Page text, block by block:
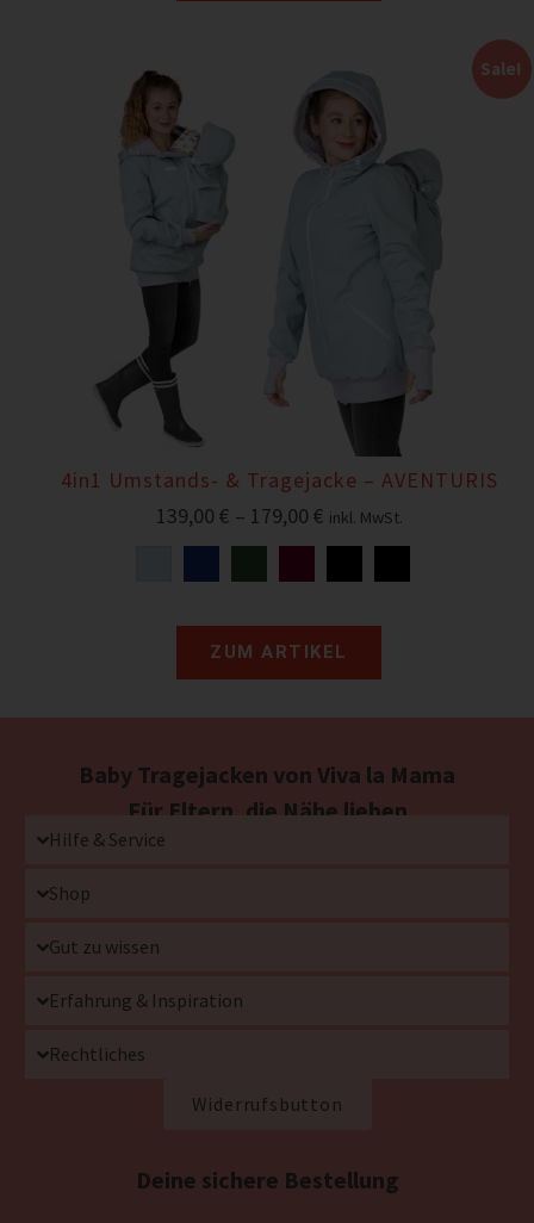
Sale!
4in1 Umstands- & Tragejacke – AVENTURIS
139,00 € – 179,00 € inkl. MwSt.
ZUM ARTIKEL
Baby Tragejacken von Viva la Mama
Für Eltern, die Nähe lieben
Hilfe & Service
Shop
Gut zu wissen
Erfahrung & Inspiration
Rechtliches
Widerrufsbutton
Deine sichere Bestellung